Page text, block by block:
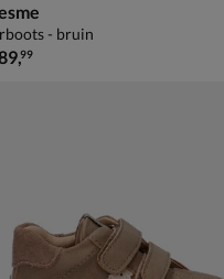
- bruin
€ 89,99
,99